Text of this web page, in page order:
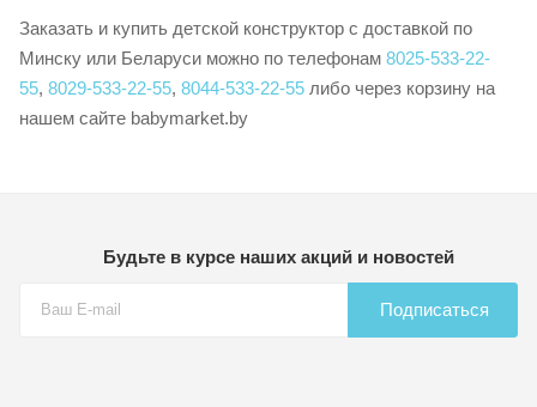
Заказать и купить детской конструктор с доставкой по
Минску или Беларуси можно по телефонам 8025-533-22-
55, 8029-533-22-55, 8044-533-22-55 либо через корзину на
нашем сайте babymarket.by
Будьте в курсе наших акций и новостей
Подписаться